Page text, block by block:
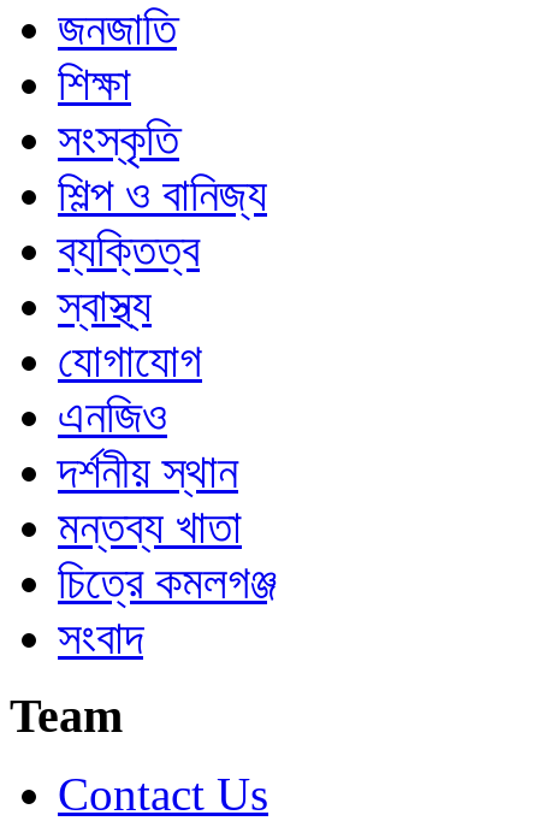
জনজাতি
শিক্ষা
সংস্কৃতি
শিল্প ও বানিজ্য
ব্যক্তিত্ব
স্বাস্থ্য
যোগাযোগ
এনজিও
দর্শনীয় স্থান
মন্তব্য খাতা
চিত্রে কমলগঞ্জ
সংবাদ
Team
Contact Us